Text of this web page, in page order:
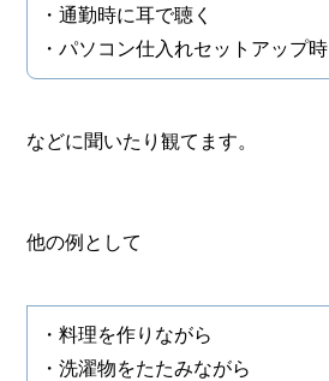
・通勤時に耳で聴く
・パソコン仕入れセットアップ時
などに聞いたり観てます。
他の例として
・料理を作りながら
・洗濯物をたたみながら